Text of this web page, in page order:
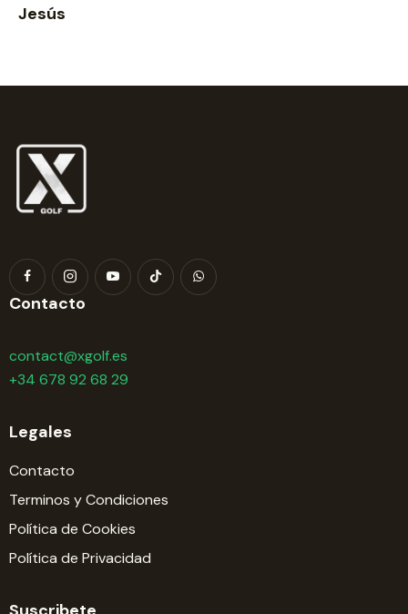
Jesús
Contacto
contact@xgolf.es
+34 678 92 68 29
Legales
Contacto
Terminos y Condiciones
Política de Cookies
Política de Privacidad